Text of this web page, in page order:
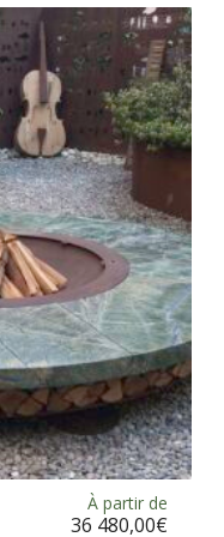
Les
être
la
du
Ce
À partir de
36 480,00€